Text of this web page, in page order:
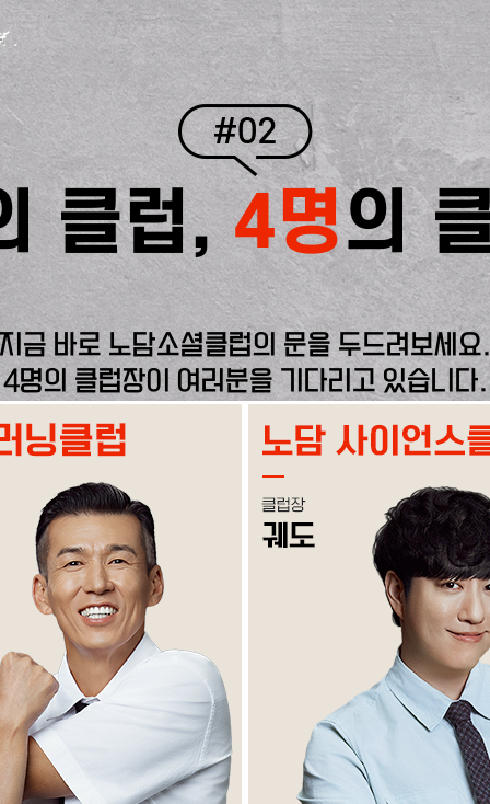
#02
클럽,4명의
지금 바로 노담소셜클럽의 문을 두드려보세요.
4명의 클럽장이 여러분을 기다리고 있습니다.